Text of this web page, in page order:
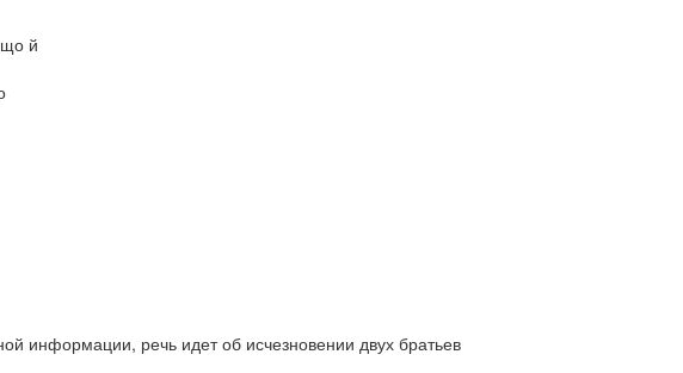
що й
информации, речь идет об исчезновении двух братьев